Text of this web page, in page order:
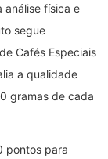
análise física e
segue
Cafés Especiais
a qualidade
gramas de cada
pontos para